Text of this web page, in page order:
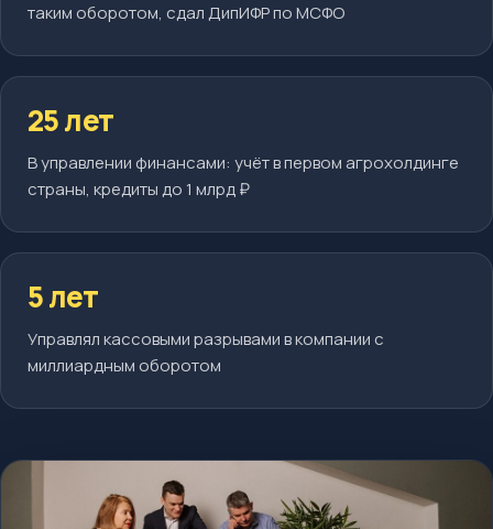
таким оборотом, сдал ДипИФР по МСФО
25 лет
В управлении финансами: учёт в первом агрохолдинге
страны, кредиты до 1 млрд ₽
5 лет
Управлял кассовыми разрывами в компании с
миллиардным оборотом